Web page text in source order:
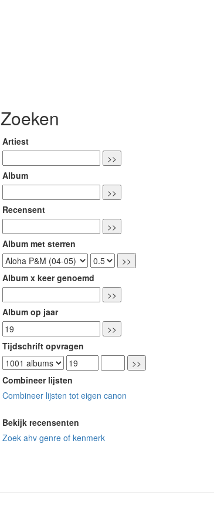
Zoeken
Artiest
Album
Recensent
Album met sterren
Album x keer genoemd
Album op jaar
Tijdschrift opvragen
Combineer lijsten
Combineer lijsten tot eigen canon
Bekijk recensenten
Zoek ahv genre of kenmerk